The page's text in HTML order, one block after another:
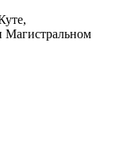
Магистральном